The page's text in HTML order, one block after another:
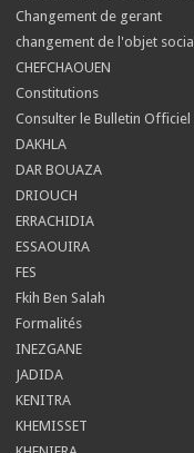
Changement de gerant
changement de l'objet social
CHEFCHAOUEN
Constitutions
Consulter le Bulletin Officiel
DAKHLA
DAR BOUAZA
DRIOUCH
ERRACHIDIA
ESSAOUIRA
FES
Fkih Ben Salah
Formalités
INEZGANE
JADIDA
KENITRA
KHEMISSET